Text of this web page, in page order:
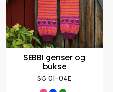
SEBBI genser og
bukse
SG 01-04E